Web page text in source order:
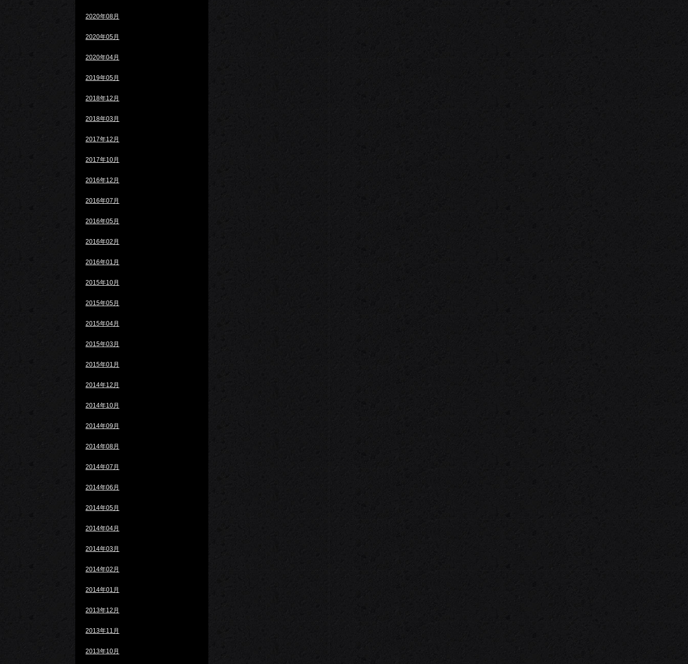
2020年08月
2020年05月
2020年04月
2019年05月
2018年12月
2018年03月
2017年12月
2017年10月
2016年12月
2016年07月
2016年05月
2016年02月
2016年01月
2015年10月
2015年05月
2015年04月
2015年03月
2015年01月
2014年12月
2014年10月
2014年09月
2014年08月
2014年07月
2014年06月
2014年05月
2014年04月
2014年03月
2014年02月
2014年01月
2013年12月
2013年11月
2013年10月